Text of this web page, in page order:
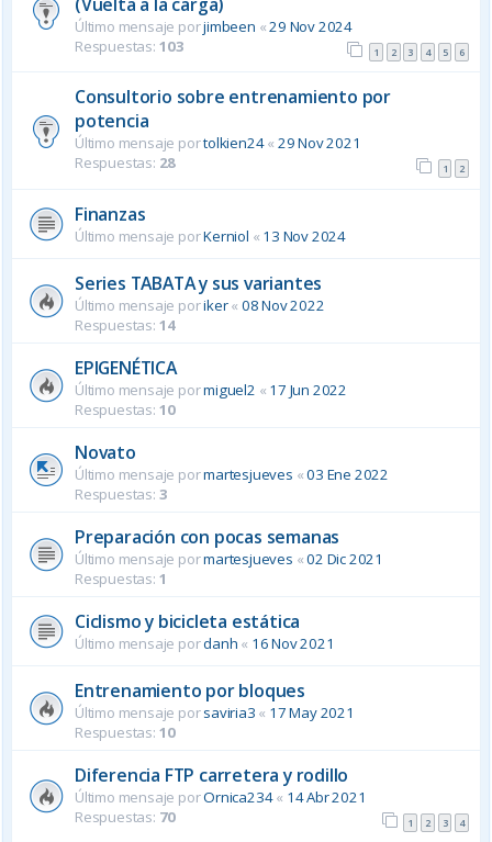
Último mensaje porjimbeen «29 Nov 2024
Respuestas: 103 1 2 3 4 5 6
Consultorio sobre entrenamiento por
potencia
Último mensaje portolkien24« 29 Nov 2021
Respuestas: 28 1 2
Finanzas
Último mensaje porKerniol « 13 Nov 2024
Series TABATA y sus variantes
Último mensaje poriker« 08 Nov 2022
Respuestas: 14
EPIGENÉTICA
Último mensaje pormiguel2 « 17 Jun 2022
Respuestas: 10
Novato
Último mensaje pormartesjueves «03 Ene 2022
Respuestas: 3
Preparación con pocas semanas
Último mensaje pormartesjueves «02 Dic 2021
Respuestas: 1
Ciclismo y bicicleta estática
Último mensaje pordanh « 16 Nov 2021
Entrenamiento por bloques
Último mensaje porsaviria3 « 17 May 2021
Respuestas: 10
Diferencia FTP carretera y rodillo
Último mensaje porOrnica234« 14 Abr 2021
Respuestas: 70 1 2 3 4